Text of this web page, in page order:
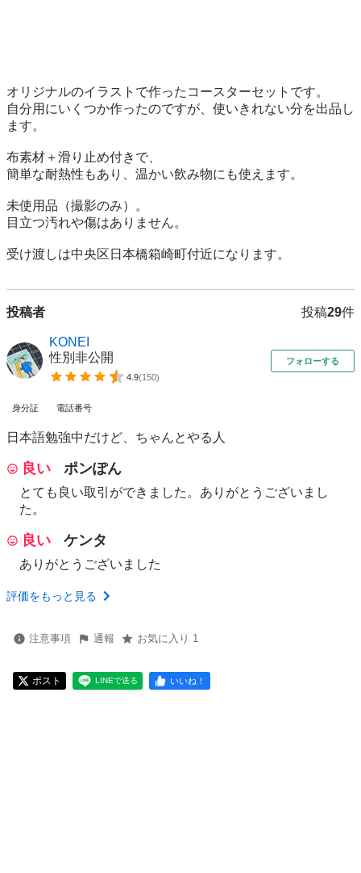
オリジナルのイラストで作ったコースターセットです。
自分用にいくつか作ったのですが、使いきれない分を出品し
ます。
布素材＋滑り止め付きで、
簡単な耐熱性もあり、温かい飲み物にも使えます。
未使用品（撮影のみ）。
目立つ汚れや傷はありません。
受け渡しは中央区日本橋箱崎町付近になります。
投稿者 投稿29件
KONEI
性別非公開
4.9(150)
フォローする
身分証 電話番号
日本語勉強中だけど、ちゃんとやる人
良い ポンぽん
とても良い取引ができました。ありがとうございまし
た。
良い ケンタ
ありがとうございました
評価をもっと見る
注意事項 通報 お気に入り 1
ポスト LINEで送る いいね！